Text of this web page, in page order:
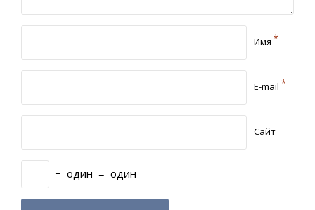
Имя *
E-mail *
Сайт
− один = один